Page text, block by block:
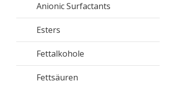
Anionic Surfactants
Esters
Fettalkohole
Fettsäuren